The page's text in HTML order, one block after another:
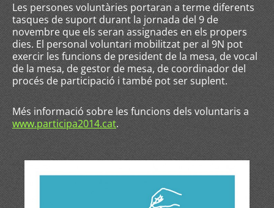
Les persones voluntàries portaran a terme diferents
tasques de suport durant la jornada del 9 de
novembre que els seran assignades en els propers
dies. El personal voluntari mobilitzat per al 9N pot
exercir les funcions de president de la mesa, de vocal
de la mesa, de gestor de mesa, de coordinador del
procés de participació i també pot ser suplent.
Més informació sobre les funcions dels voluntaris a
www.participa2014.cat.